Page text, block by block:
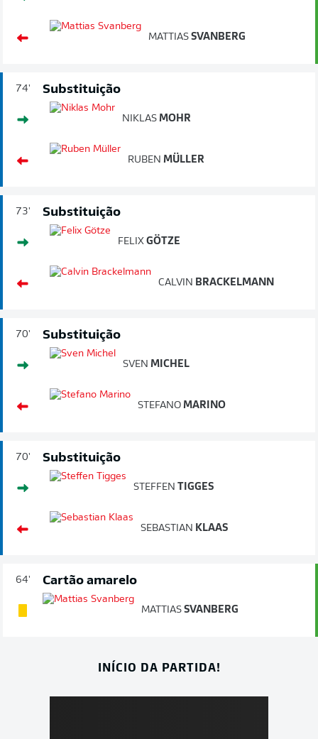
MATTIAS SVANBERG
74' Substituição
NIKLAS MOHR
RUBEN MÜLLER
73' Substituição
FELIX GÖTZE
CALVIN BRACKELMANN
70' Substituição
SVEN MICHEL
STEFANO MARINO
70' Substituição
STEFFEN TIGGES
SEBASTIAN KLAAS
64' Cartão amarelo
MATTIAS SVANBERG
INÍCIO DA PARTIDA!